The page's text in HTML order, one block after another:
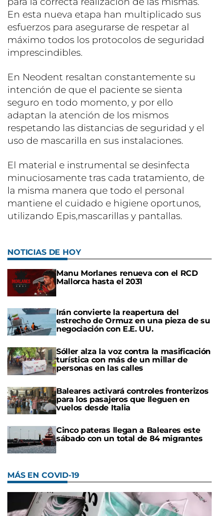
En esta nueva etapa han multiplicado sus
esfuerzos para asegurarse de respetar al
máximo todos los protocolos de seguridad
imprescindibles.
En Neodent resaltan constantemente su
intención de que el paciente se sienta
seguro en todo momento, y por ello
adaptan la atención de los mismos
respetando las distancias de seguridad y el
uso de mascarilla en sus instalaciones.
El material e instrumental se desinfecta
minuciosamente tras cada tratamiento, de
la misma manera que todo el personal
mantiene el cuidado e higiene oportunos,
utilizando Epis,mascarillas y pantallas.
NOTICIAS DE HOY
Manu Morlanes renueva con el RCD
Mallorca hasta el 2031
Irán convierte la reapertura del
estrecho de Ormuz en una pieza de su
negociación con E.E. UU.
Sóller alza la voz contra la masificación
turística con más de un millar de
personas en las calles
Baleares activará controles fronterizos
para los pasajeros que lleguen en
vuelos desde Italia
Cinco pateras llegan a Baleares este
sábado con un total de 84 migrantes
MÁS EN COVID-19